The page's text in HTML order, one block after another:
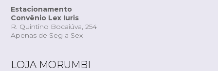
Estacionamento
Convênio Lex Iuris
R. Quintino Bocaiúva, 254
Apenas de Seg a Sex
LOJA MORUMBI